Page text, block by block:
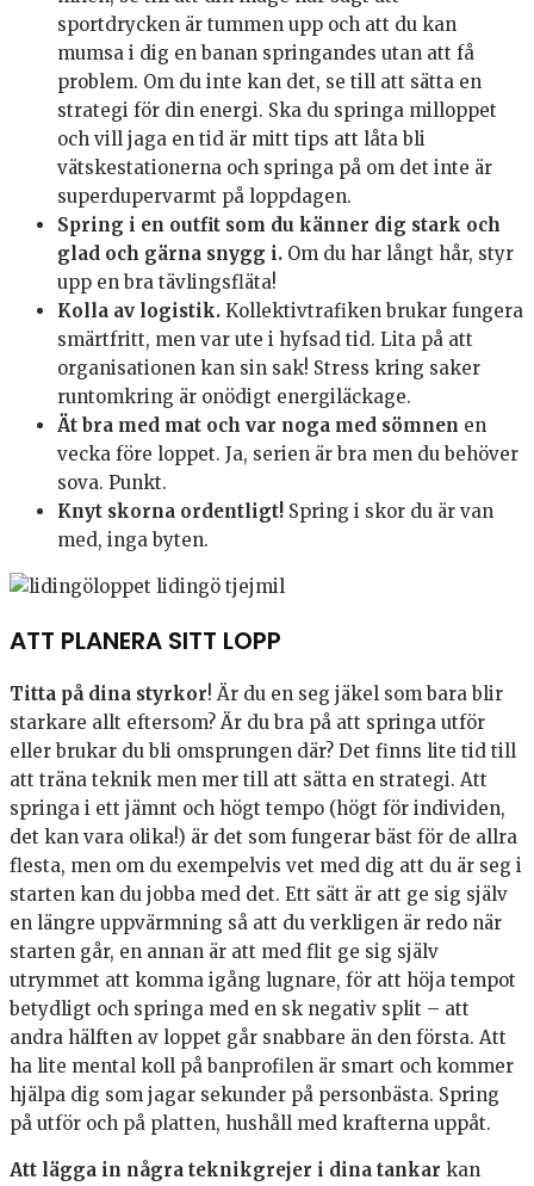
sportdrycken är tummen upp och att du kan
mumsa i dig en banan springandes utan att få
problem. Om du inte kan det, se till att sätta en
strategi för din energi. Ska du springa milloppet
och vill jaga en tid är mitt tips att låta bli
vätskestationerna och springa på om det inte är
superdupervarmt på loppdagen.
Spring i en outfit som du känner dig stark och
glad och gärna snygg i. Om du har långt hår, styr
upp en bra tävlingsfläta!
Kolla av logistik. Kollektivtrafiken brukar fungera
smärtfritt, men var ute i hyfsad tid. Lita på att
organisationen kan sin sak! Stress kring saker
runtomkring är onödigt energiläckage.
Ät bra med mat och var noga med sömnen en
vecka före loppet. Ja, serien är bra men du behöver
sova. Punkt.
Knyt skorna ordentligt! Spring i skor du är van
med, inga byten.
ATT PLANERA SITT LOPP
Titta på dina styrkor! Är du en seg jäkel som bara blir
starkare allt eftersom? Är du bra på att springa utför
eller brukar du bli omsprungen där? Det finns lite tid till
att träna teknik men mer till att sätta en strategi. Att
springa i ett jämnt och högt tempo (högt för individen,
det kan vara olika!) är det som fungerar bäst för de allra
flesta, men om du exempelvis vet med dig att du är seg i
starten kan du jobba med det. Ett sätt är att ge sig själv
en längre uppvärmning så att du verkligen är redo när
starten går, en annan är att med flit ge sig själv
utrymmet att komma igång lugnare, för att höja tempot
betydligt och springa med en sk negativ split – att
andra hälften av loppet går snabbare än den första. Att
ha lite mental koll på banprofilen är smart och kommer
hjälpa dig som jagar sekunder på personbästa. Spring
på utför och på platten, hushåll med krafterna uppåt.
Att lägga in några teknikgrejer i dina tankar kan